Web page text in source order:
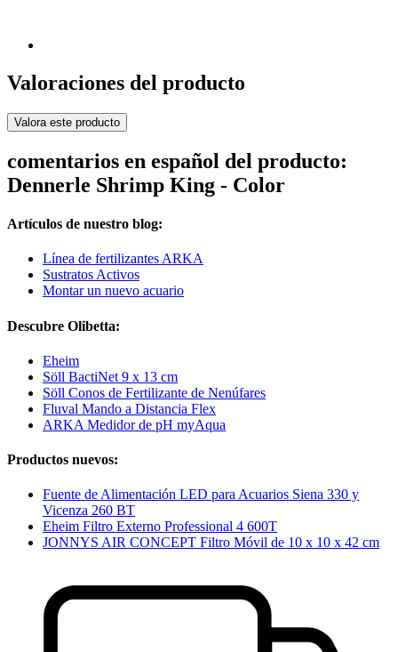
Valoraciones del producto
Valora este producto
comentarios en español del producto:
Dennerle Shrimp King - Color
Artículos de nuestro blog:
Línea de fertilizantes ARKA
Sustratos Activos
Montar un nuevo acuario
Descubre Olibetta:
Eheim
Söll BactiNet 9 x 13 cm
Söll Conos de Fertilizante de Nenúfares
Fluval Mando a Distancia Flex
ARKA Medidor de pH myAqua
Productos nuevos:
Fuente de Alimentación LED para Acuarios Siena 330 y
Vicenza 260 BT
Eheim Filtro Externo Professional 4 600T
JONNYS AIR CONCEPT Filtro Móvil de 10 x 10 x 42 cm